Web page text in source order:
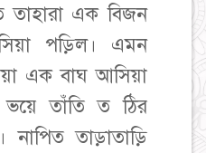
তাহারা এক বিজন
পড়িল। এমন
এক বাঘ আসিয়া
ভয়ে তাঁতি ত ঠির
নাপিত তাড়াতাড়ি